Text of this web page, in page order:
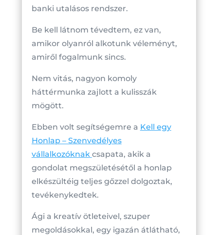
banki utalásos rendszer.
Be kell látnom tévedtem, ez van,
amikor olyanról alkotunk véleményt,
amiről fogalmunk sincs.
Nem vitás, nagyon komoly
háttérmunka zajlott a kulisszák
mögött.
Ebben volt segítségemre a Kell egy
Honlap – Szenvedélyes
vállalkozóknak csapata, akik a
gondolat megszületésétől a honlap
elkészültéig teljes gőzzel dolgoztak,
tevékenykedtek.
Ági a kreatív ötleteivel, szuper
megoldásokkal, egy igazán átlátható,